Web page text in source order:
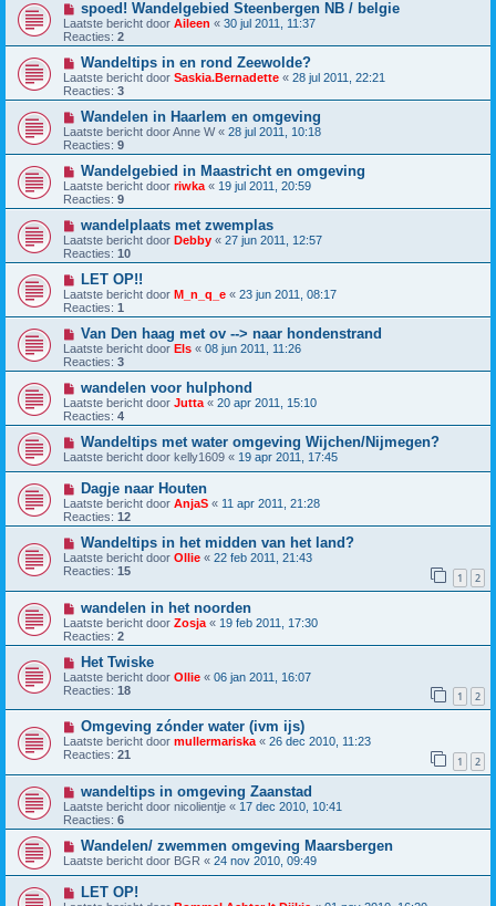
spoed! Wandelgebied Steenbergen NB / belgie
Laatste bericht door Aileen « 30 jul 2011, 11:37
Reacties: 2
Wandeltips in en rond Zeewolde?
Laatste bericht door Saskia.Bernadette « 28 jul 2011, 22:21
Reacties: 3
Wandelen in Haarlem en omgeving
Laatste bericht doorAnne W« 28 jul 2011, 10:18
Reacties: 9
Wandelgebied in Maastricht en omgeving
Laatste bericht door riwka « 19 jul 2011, 20:59
Reacties: 9
wandelplaats met zwemplas
Laatste bericht door Debby « 27 jun 2011, 12:57
Reacties: 10
LET OP!!
Laatste bericht door M_n_q_e « 23 jun 2011, 08:17
Reacties: 1
Van Den haag met ov --> naar hondenstrand
Laatste bericht door Els « 08 jun 2011, 11:26
Reacties: 3
wandelen voor hulphond
Laatste bericht door Jutta « 20 apr 2011, 15:10
Reacties: 4
Wandeltips met water omgeving Wijchen/Nijmegen?
Laatste bericht door kelly1609 « 19 apr 2011, 17:45
Dagje naar Houten
Laatste bericht door AnjaS « 11 apr 2011, 21:28
Reacties: 12
Wandeltips in het midden van het land?
Laatste bericht door Ollie « 22 feb 2011, 21:43
Reacties: 15 1 2
wandelen in het noorden
Laatste bericht door Zosja « 19 feb 2011, 17:30
Reacties: 2
Het Twiske
Laatste bericht door Ollie « 06 jan 2011, 16:07
Reacties: 18 1 2
Omgeving zónder water (ivm ijs)
Laatste bericht door mullermariska « 26 dec 2010, 11:23
Reacties: 21 1 2
wandeltips in omgeving Zaanstad
Laatste bericht door nicolientje « 17 dec 2010, 10:41
Reacties: 6
Wandelen/ zwemmen omgeving Maarsbergen
Laatste bericht door BGR « 24 nov 2010, 09:49
LET OP!